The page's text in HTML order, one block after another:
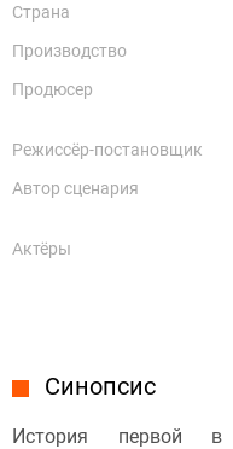
Страна
Производство
Продюсер
Режиссёр-постановщик
Автор сценария
Актёры
Синопсис
История первой в